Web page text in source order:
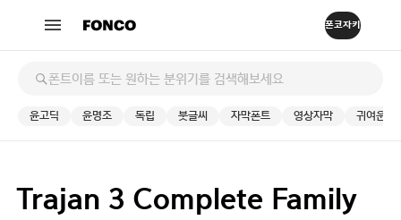
윤고딕 윤명조 독립 붓글씨 자막폰트 영상자막 귀여운
Trajan 3 Complete Family